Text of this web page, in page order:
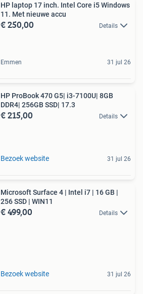
HP laptop 17 inch. Intel Core i5 Windows
11. Met nieuwe accu
€ 250,00 Details
Emmen 31 jul 26
HP ProBook 470 G5| i3-7100U| 8GB
DDR4| 256GB SSD| 17.3
€ 215,00 Details
Bezoek website 31 jul 26
Microsoft Surface 4 | Intel i7 | 16 GB |
256 SSD | WIN11
€ 499,00 Details
Bezoek website 31 jul 26